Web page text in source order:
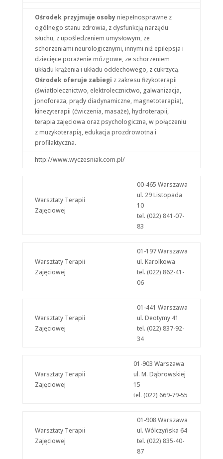
Ośrodek przyjmuje osobyniepełnosprawne z
ogólnego stanu zdrowia, z dysfunkcją narządu
słuchu, z upośledzeniem umysłowym, ze
schorzeniami neurologicznymi, innymi niż epilepsja i
dziecięce porażenie mózgowe, ze schorzeniem
układu krążenia i układu oddechowego, z cukrzycą.
Ośrodek oferuje zabiegi z zakresu fizykoterapii
(światłolecznictwo, elektrolecznictwo, galwanizacja,
jonoforeza, prądy diadynamiczne, magnetoterapia),
kinezyterapii (ćwiczenia, masaże), hydroterapii,
terapia zajęciowa oraz psychologiczna, w połączeniu
z muzykoterapią, edukacja prozdrowotna i
profilaktyczna.
http://www.wyczesniak.com.pl/
Warsztaty Terapii
Zajęciowej
00-465 Warszawa
ul. 29 Listopada
10
tel. (022) 841-07-
83
Warsztaty Terapii
Zajęciowej
01-197 Warszawa
ul. Karolkowa
tel. (022) 862-41-
06
Warsztaty Terapii
Zajęciowej
01-441 Warszawa
ul. Deotymy 41
tel. (022) 837-92-
34
Warsztaty Terapii
Zajęciowej
01-903 Warszawa
ul. M. Dąbrowskiej
15
tel. (022) 669-79-55
Warsztaty Terapii
Zajęciowej
01-908 Warszawa
ul. Wólczyńska 64
tel. (022) 835-40-
87